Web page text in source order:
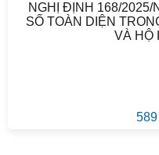
NGHỊ ĐỊNH 168/
SỐ TOÀN DIỆN
VÀ HỘ